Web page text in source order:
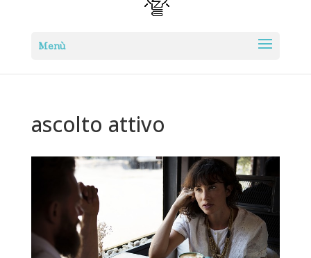
ascolto attivo